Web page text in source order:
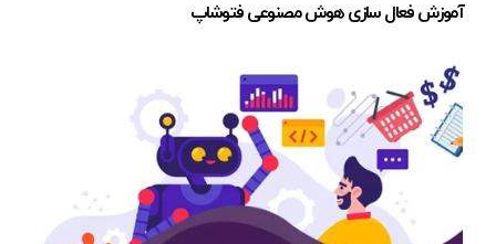
آموزش فعال سازی هوش مصنوعی فتوشاپ